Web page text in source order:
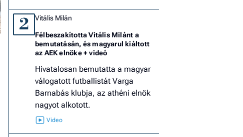
2 Vitális Milán
Félbeszakította Vitális Milánt a
bemutatásán, és magyarul kiáltott
az AEK elnöke + videó
Hivatalosan bemutatta a magyar
válogatott futballistát Varga
Barnabás klubja, az athéni elnök
nagyot alkotott.